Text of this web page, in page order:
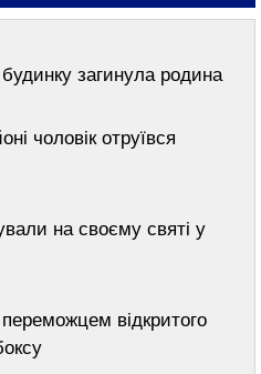
загинула родина
чоловік отруївся
на своєму святі у
відкритого